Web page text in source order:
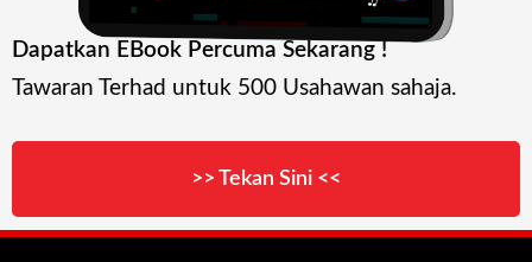
Dapatkan EBook Percuma Sekarang !
Tawaran Terhad untuk 500 Usahawan sahaja.
>> Tekan Sini <<